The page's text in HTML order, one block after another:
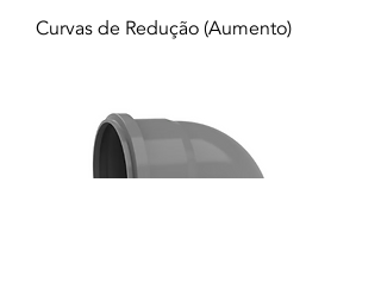
Curvas de Redução (Aumento)